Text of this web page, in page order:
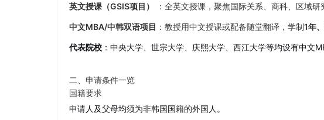
英文授课（GSIS项目） ：全英文授课，聚焦国际关系、商科、区域
中文MBA/中韩双语项目 ：教授用中文授课或配备随堂翻译，学制1年
代表院校 ：中央大学、世宗大学、庆熙大学、西江大学等均设有中文
二、申请条件一览
国籍要求
申请人及父母均须为非韩国国籍的外国人。